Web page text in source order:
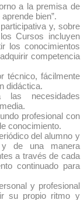
a la premisa de
bien”.
y, sobre
Cursos incluyen
los conocimientos
competencia
técnico, fácilmente
didáctica.
las necesidades
profesional con
conocimiento.
del alumno y
y de una manera
a través de cada
continuado para
y profesional
su propio ritmo y